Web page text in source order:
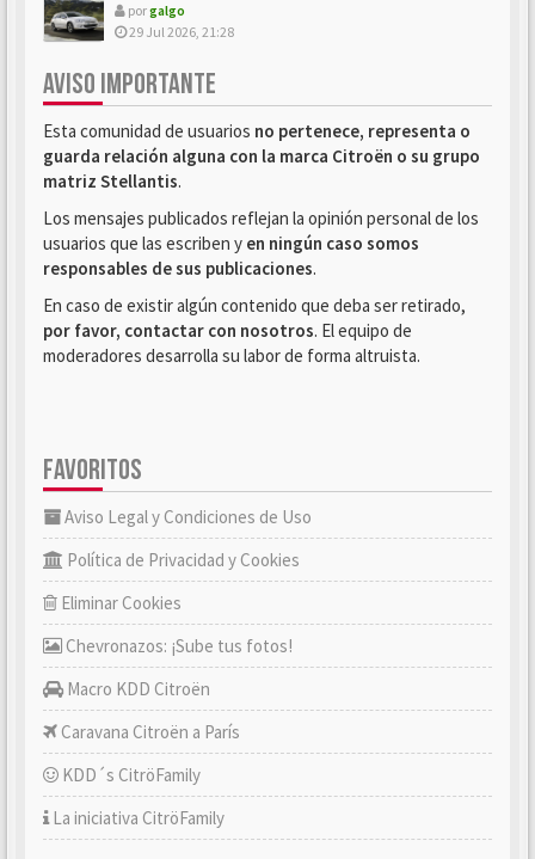
porgalgo
29 Jul 2026, 21:28
AVISO IMPORTANTE
Esta comunidad de usuarios no pertenece, representa o
guarda relación alguna con la marca Citroën o su grupo
matriz Stellantis.
Los mensajes publicados reflejan la opinión personal de los
usuarios que las escriben y en ningún caso somos
responsables de sus publicaciones.
En caso de existir algún contenido que deba ser retirado,
por favor, contactar con nosotros. El equipo de
moderadores desarrolla su labor de forma altruista.
FAVORITOS
Aviso Legal y Condiciones de Uso
Política de Privacidad y Cookies
Eliminar Cookies
Chevronazos: ¡Sube tus fotos!
Macro KDD Citroën
Caravana Citroën a París
KDD´s CitröFamily
La iniciativa CitröFamily